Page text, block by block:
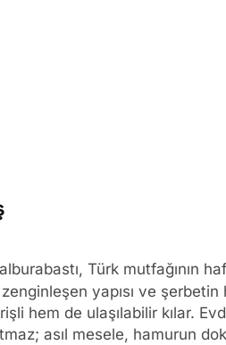
alburabastı, Türk mutfağının
yapısı ve
hem de ulaşılabilir kılar.
asıl mesele, hamurun